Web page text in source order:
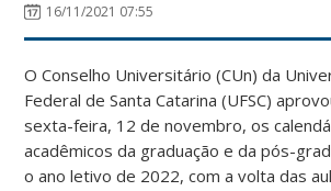
16/11/2021 07:55
O Conselho Universitário (CUn) da
Federal de Santa Catarina (UFSC)
sexta-feira, 12 de novembro, os
acadêmicos da graduação e da pós-
o ano letivo de 2022, com a volta das